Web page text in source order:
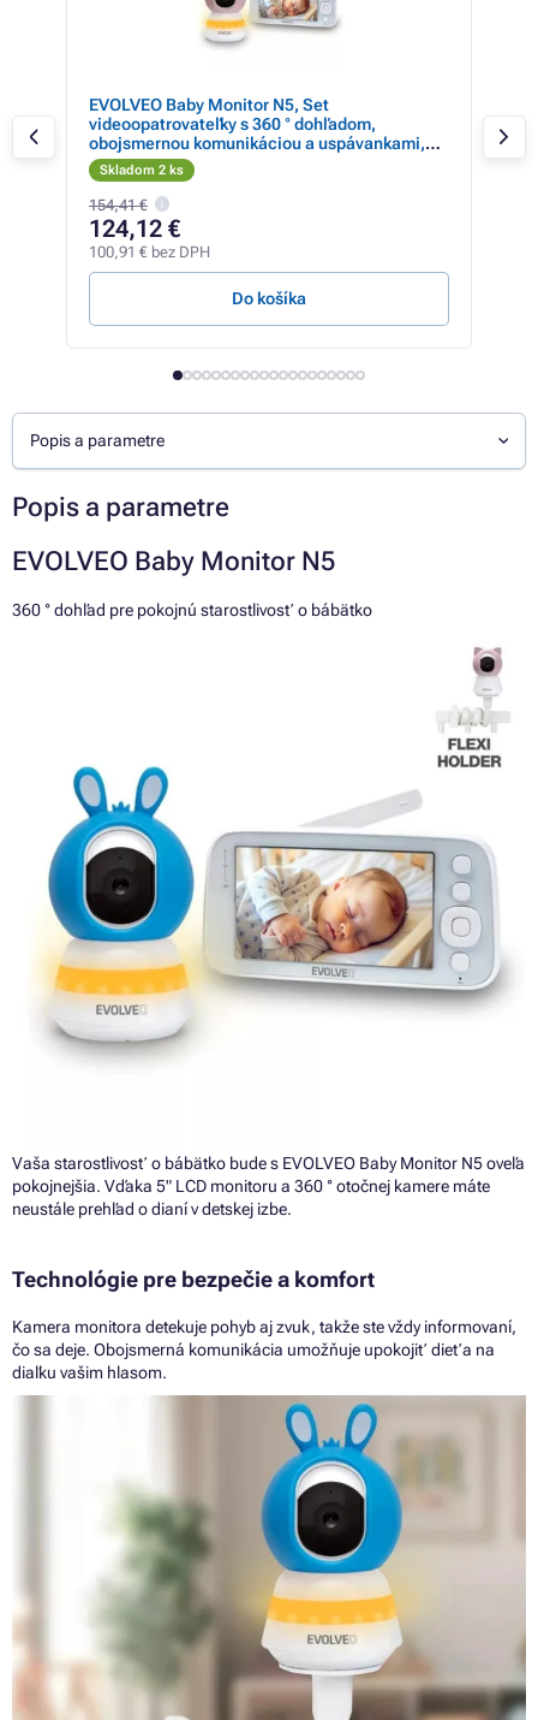
EVOLVEO Baby Monitor N5, Set
videoopatrovateľky s 360 ° dohľadom,
obojsmernou komunikáciou a uspávankami,
ružová
Skladom 2 ks
154,41 €
124,12 €
100,91 € bez DPH
Do košíka
Popis a parametre
Popis a parametre
EVOLVEO Baby Monitor N5
360 ° dohľad pre pokojnú starostlivosť o bábätko
Vaša starostlivosť o bábätko bude s EVOLVEO Baby Monitor N5 oveľa
pokojnejšia. Vďaka 5" LCD monitoru a 360 ° otočnej kamere máte
neustále prehľad o dianí v detskej izbe.
Technológie pre bezpečie a komfort
Kamera monitora detekuje pohyb aj zvuk, takže ste vždy informovaní,
čo sa deje. Obojsmerná komunikácia umožňuje upokojiť dieťa na
diaľku vašim hlasom.